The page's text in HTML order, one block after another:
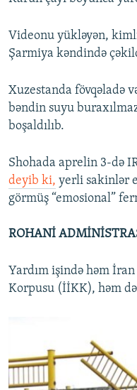
Videonu yükləyən,
Şarmiya kəndində
Xuzestanda fövqəladə
bəndin suyu
boşaldılıb.
Shohada aprelin 3-də
deyib ki, yerli sakinlər
görmüş “emosional”
ROHANİ
Yardım işində həm
Korpusu (İİKK), həm